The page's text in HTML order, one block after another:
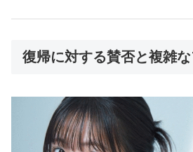
復帰に対する賛否と複雑